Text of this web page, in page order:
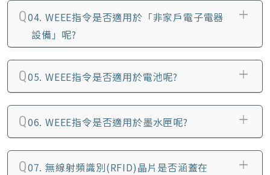
04. WEEE指令是否適用於「非家戶電子電器
設備」呢?
05. WEEE指令是否適用於電池呢?
06. WEEE指令是否適用於墨水匣呢?
07. 無線射頻識別(RFID)晶片是否涵蓋在